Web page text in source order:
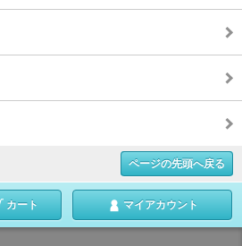
ページの先頭へ戻る
カート マイアカウント